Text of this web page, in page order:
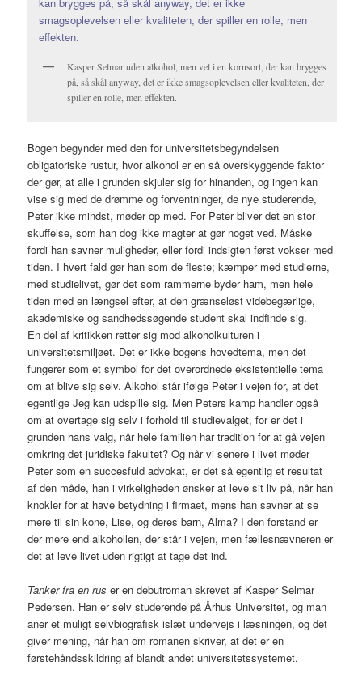
Kasper Selmar uden alkohol, men vel i en kornsort, der kan brygges
på, så skål anyway, det er ikke smagsoplevelsen eller kvaliteten, der
spiller en rolle, men effekten.
Bogen begynder med den for universitetsbegyndelsen
obligatoriske rustur, hvor alkohol er en så overskyggende faktor
der gør, at alle i grunden skjuler sig for hinanden, og ingen kan
vise sig med de drømme og forventninger, de nye studerende,
Peter ikke mindst, møder op med. For Peter bliver det en stor
skuffelse, som han dog ikke magter at gør noget ved. Måske
fordi han savner muligheder, eller fordi indsigten først vokser med
tiden. I hvert fald gør han som de fleste; kæmper med studierne,
med studielivet, gør det som rammerne byder ham, men hele
tiden med en længsel efter, at den grænseløst videbegærlige,
akademiske og sandhedssøgende student skal indfinde sig.
En del af kritikken retter sig mod alkoholkulturen i
universitetsmiljøet. Det er ikke bogens hovedtema, men det
fungerer som et symbol for det overordnede eksistentielle tema
om at blive sig selv. Alkohol står ifølge Peter i vejen for, at det
egentlige Jeg kan udspille sig. Men Peters kamp handler også
om at overtage sig selv i forhold til studievalget, for er det i
grunden hans valg, når hele familien har tradition for at gå vejen
omkring det juridiske fakultet? Og når vi senere i livet møder
Peter som en succesfuld advokat, er det så egentlig et resultat
af den måde, han i virkeligheden ønsker at leve sit liv på, når han
knokler for at have betydning i firmaet, mens han savner at se
mere til sin kone, Lise, og deres barn, Alma? I den forstand er
der mere end alkohollen, der står i vejen, men fællesnævneren er
det at leve livet uden rigtigt at tage det ind.
Tanker fra en ruser en debutroman skrevet af Kasper Selmar
Pedersen. Han er selv studerende på Århus Universitet, og man
aner et muligt selvbiografisk islæt undervejs i læsningen, og det
giver mening, når han om romanen skriver, at det er en
førstehåndsskildring af blandt andet universitetssystemet.